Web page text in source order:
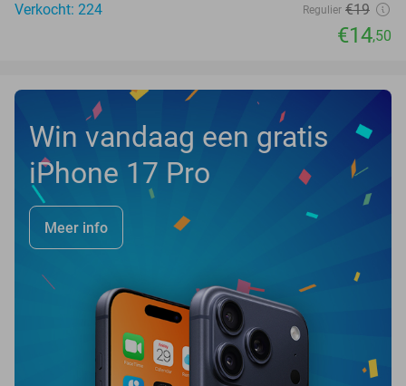
Verkocht: 224
Regulier €19
€14,50
Win vandaag een gratis
iPhone 17 Pro
Meer info